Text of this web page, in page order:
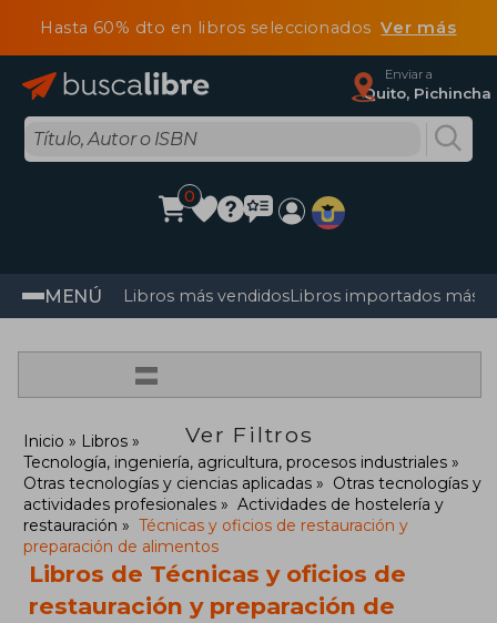
Hasta 60% dto en libros seleccionadosVer más
Enviar a
Quito, Pichincha
0
MENÚ Libros más vendidosLibros importados más
=
Ver Filtros
Inicio
Libros
Tecnología, ingeniería, agricultura, procesos industriales
Otras tecnologías y ciencias aplicadas
Otras tecnologías y
actividades profesionales
Actividades de hostelería y
restauración
Técnicas y oficios de restauración y
preparación de alimentos
Libros de Técnicas y oficios de
restauración y preparación de